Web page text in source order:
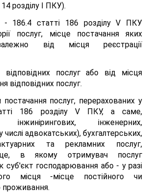
розділу І ПКУ).
- 186.4 статті 186 розділу V ПКУ
послуг, місце постачання яких
від місця реєстрації
послуг або від місця
відповідних послуг.
послуг, перерахованих у
186 розділу V ПКУ, а саме,
інжинірингових, інженерних,
адвокатських), бухгалтерських,
та рекламних послуг,
в якому отримувач послуг
суб'єкт господарювання або - у разі
місця -місце постійного чи
проживання.